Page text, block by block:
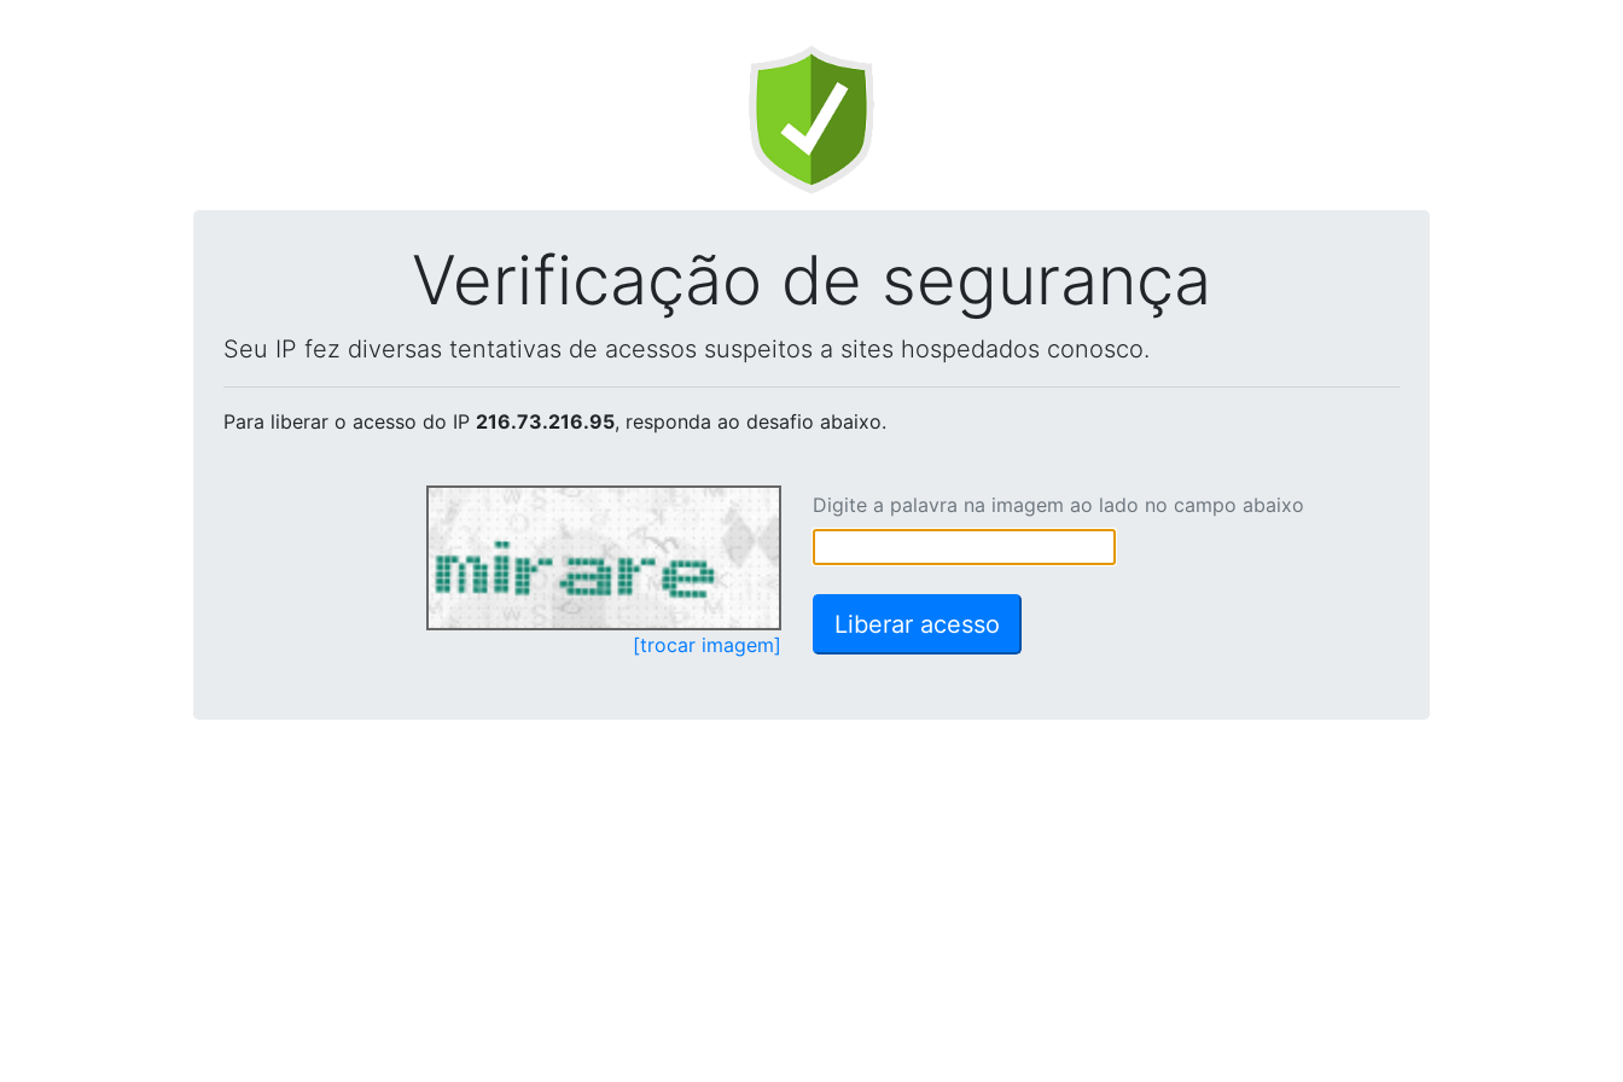
Verificação de segurança
Seu IP fez diversas tentativas de acessos suspeitos a sites hospedados conosco.
Para liberar o acesso do IP 216.73.216.95, responda ao desafio abaixo.
[trocar imagem]
Digite a palavra na imagem ao lado no campo abaixo